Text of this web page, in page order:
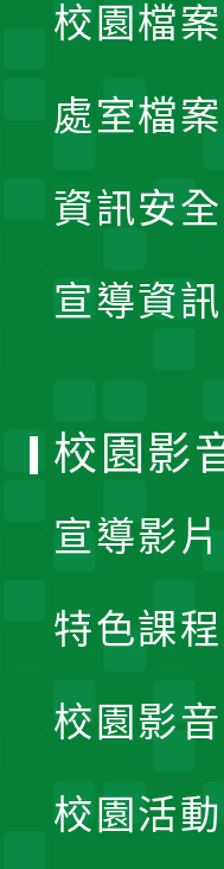
校園檔案
處室檔案
資訊安全
宣導資訊
校園影
宣導影片
特色課程
校園影音
校園活動